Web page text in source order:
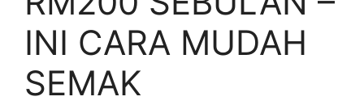
INI CARA MUDAH
SEMAK